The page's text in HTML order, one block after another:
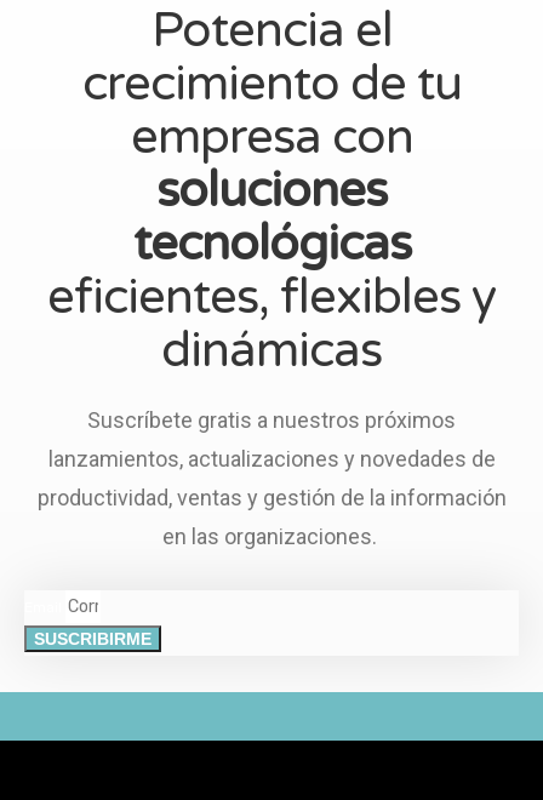
Potencia el
crecimiento de tu
empresa con
soluciones
tecnológicas
eficientes, flexibles y
dinámicas
Suscríbete gratis a nuestros próximos
lanzamientos, actualizaciones y novedades de
productividad, ventas y gestión de la información
en las organizaciones.
SUSCRIBIRME